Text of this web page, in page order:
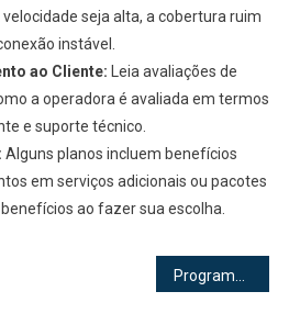
seja alta, a cobertura ruim
instável.
ao Cliente: Leia avaliações de
a operadora é avaliada em termos
e suporte técnico.
Alguns planos incluem benefícios
em serviços adicionais ou pacotes
ao fazer sua escolha.